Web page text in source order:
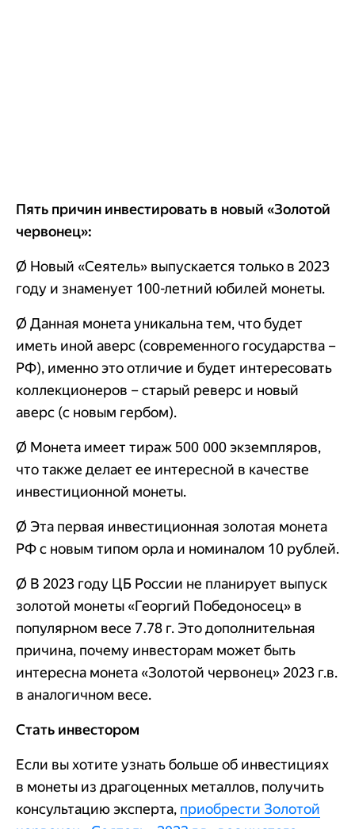
Пять причин инвестировать в новый «Золотой
червонец»:
Ø Новый «Сеятель» выпускается только в 2023
году и знаменует 100-летний юбилей монеты.
Ø Данная монета уникальна тем, что будет
иметь иной аверс (современного государства –
РФ), именно это отличие и будет интересовать
коллекционеров – старый реверс и новый
аверс (с новым гербом).
Ø Монета имеет тираж 500 000 экземпляров,
что также делает ее интересной в качестве
инвестиционной монеты.
Ø Эта первая инвестиционная золотая монета
РФ с новым типом орла и номиналом 10 рублей.
Ø В 2023 году ЦБ России не планирует выпуск
золотой монеты «Георгий Победоносец» в
популярном весе 7.78 г. Это дополнительная
причина, почему инвесторам может быть
интересна монета «Золотой червонец» 2023 г.в.
в аналогичном весе.
Стать инвестором
Если вы хотите узнать больше об инвестициях
в монеты из драгоценных металлов, получить
консультацию эксперта, приобрести Золотой